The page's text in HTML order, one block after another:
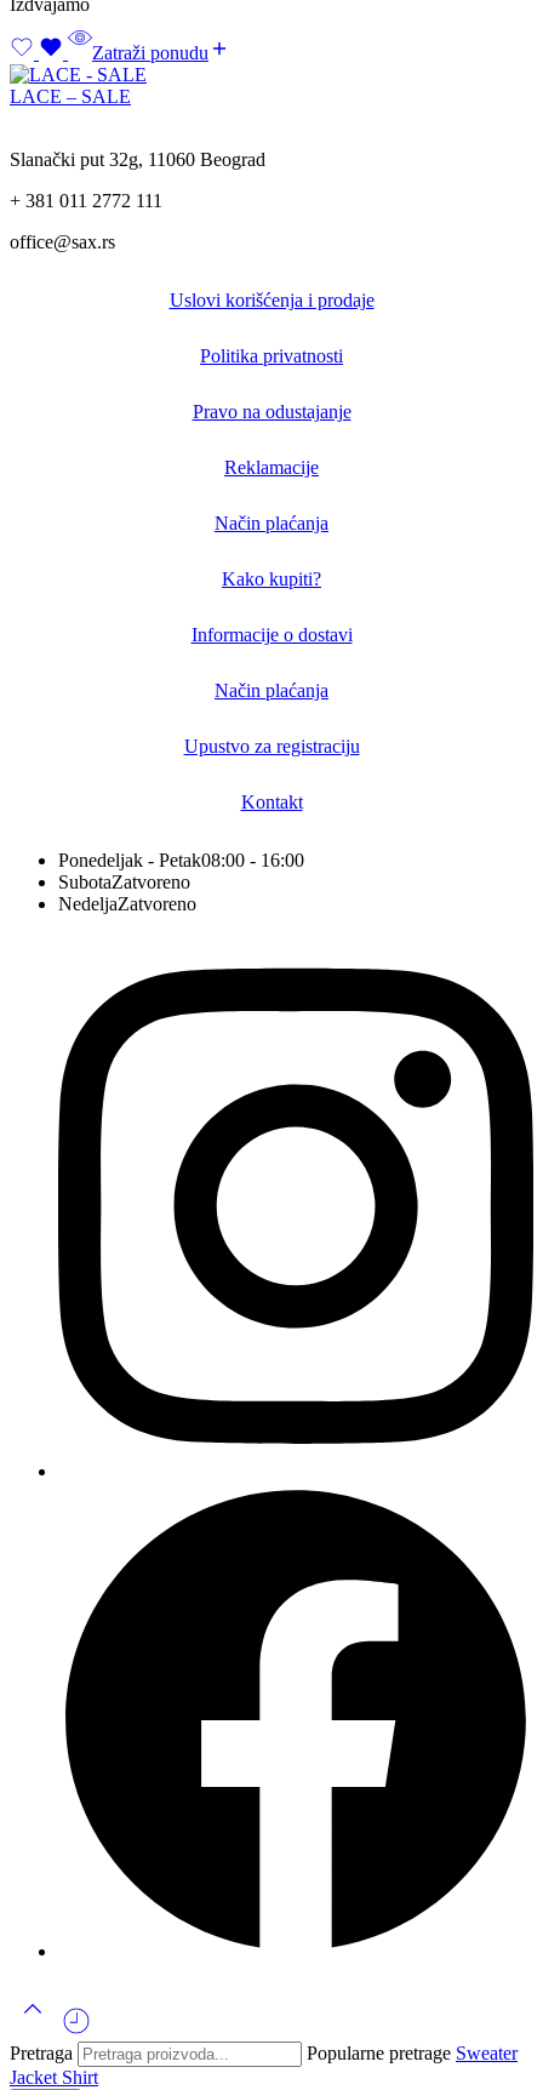
Izdvajamo
Zatraži ponudu
LACE – SALE
Slanački put 32g, 11060 Beograd
+ 381 011 2772 111
office@sax.rs
Uslovi korišćenja i prodaje
Politika privatnosti
Pravo na odustajanje
Reklamacije
Način plaćanja
Kako kupiti?
Informacije o dostavi
Način plaćanja
Upustvo za registraciju
Kontakt
Ponedeljak - Petak08:00 - 16:00
SubotaZatvoreno
NedeljaZatvoreno
Pretraga Popularne pretrage Sweater
Jacket Shirt